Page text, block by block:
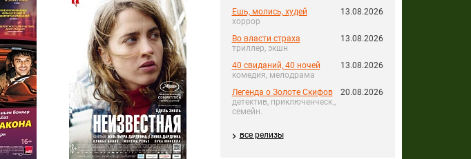
Ешь, молись, худей
хоррор
13.08.2026
Во власти страха
триллер, экшн
13.08.2026
40 свиданий, 40 ночей
комедия, мелодрама
13.08.2026
Легенда о Золоте Скифов
детектив, приключенческ.,
семейн.
20.08.2026
все релизы